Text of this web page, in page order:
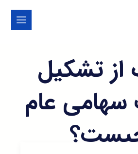
تشکیل
عام